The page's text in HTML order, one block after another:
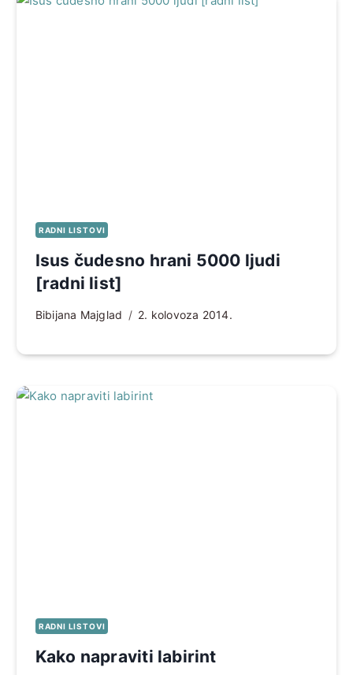
RADNI LISTOVI
Isus čudesno hrani 5000 ljudi
[radni list]
Bibijana Majglad 2. kolovoza 2014.
RADNI LISTOVI
Kako napraviti labirint